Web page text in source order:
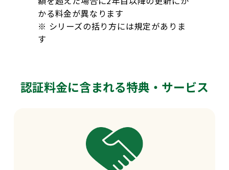
かる料金が異なります
※ シリーズの括り方には規定がありま
す
認証料金に含まれる特典・サービス